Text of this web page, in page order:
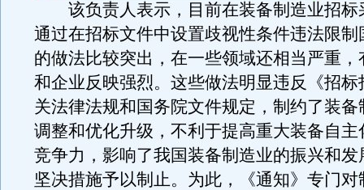
该负责人表示，目前在装备制造业招标
通过在招标文件中设置歧视性条件违法限制
的做法比较突出，在一些领域还相当严重，
和企业反映强烈。这些做法明显违反《招标
关法律法规和国务院文件规定，制约了装备
调整和优化升级，不利于提高重大装备自主
竞争力，影响了我国装备制造业的振兴和发
坚决措施予以制止。为此，《通知》专门